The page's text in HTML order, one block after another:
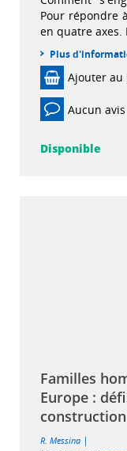
Pour répondre
en quatre
Plus
Ajouter au
Aucun avis
Disponible
Familles
Europe :
R. Messina |